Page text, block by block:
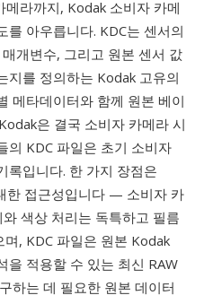
라까지, Kodak 소비자 카메
를 아우릅니다. KDC는 센서의
개변수, 그리고 원본 센서 값
지를 정의하는 Kodak 고유의
메타데이터와 함께 원본 베이
은 결국 소비자 카메라 시
의 KDC 파일은 초기 소비자
록입니다. 한 가지 장점은
한 접근성입니다 — 소비자 카
색상 처리는 독특하고 필름
, KDC 파일은 원본 Kodak
을 적용할 수 있는 최신 RAW
하는 데 필요한 원본 데이터